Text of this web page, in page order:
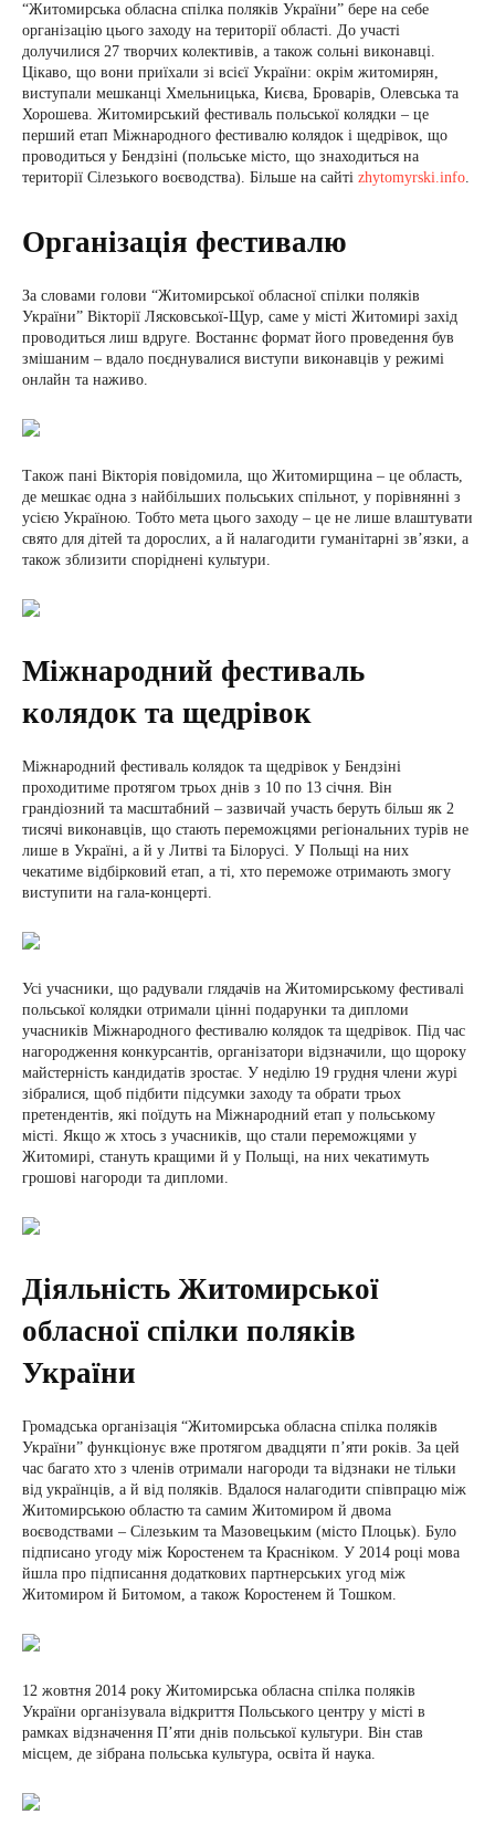
“Житомирська обласна спілка поляків України” бере на себе
організацію цього заходу на території області. До участі
долучилися 27 творчих колективів, а також сольні виконавці.
Цікаво, що вони приїхали зі всієї України: окрім житомирян,
виступали мешканці Хмельницька, Києва, Броварів, Олевська та
Хорошева. Житомирський фестиваль польської колядки – це
перший етап Міжнародного фестивалю колядок і щедрівок, що
проводиться у Бендзіні (польське місто, що знаходиться на
території Сілезького воєводства). Більше на сайті zhytomyrski.info.
Організація фестивалю
За словами голови “Житомирської обласної спілки поляків
України” Вікторії Лясковської-Щур, саме у місті Житомирі захід
проводиться лиш вдруге. Востаннє формат його проведення був
змішаним – вдало поєднувалися виступи виконавців у режимі
онлайн та наживо.
Також пані Вікторія повідомила, що Житомирщина – це область,
де мешкає одна з найбільших польських спільнот, у порівнянні з
усією Україною. Тобто мета цього заходу – це не лише влаштувати
свято для дітей та дорослих, а й налагодити гуманітарні зв’язки, а
також зблизити споріднені культури.
Міжнародний фестиваль
колядок та щедрівок
Міжнародний фестиваль колядок та щедрівок у Бендзіні
проходитиме протягом трьох днів з 10 по 13 січня. Він
грандіозний та масштабний – зазвичай участь беруть більш як 2
тисячі виконавців, що стають переможцями регіональних турів не
лише в Україні, а й у Литві та Білорусі. У Польщі на них
чекатиме відбірковий етап, а ті, хто переможе отримають змогу
виступити на гала-концерті.
Усі учасники, що радували глядачів на Житомирському фестивалі
польської колядки отримали цінні подарунки та дипломи
учасників Міжнародного фестивалю колядок та щедрівок. Під час
нагородження конкурсантів, організатори відзначили, що щороку
майстерність кандидатів зростає. У неділю 19 грудня члени журі
зібралися, щоб підбити підсумки заходу та обрати трьох
претендентів, які поїдуть на Міжнародний етап у польському
місті. Якщо ж хтось з учасників, що стали переможцями у
Житомирі, стануть кращими й у Польщі, на них чекатимуть
грошові нагороди та дипломи.
Діяльність Житомирської
обласної спілки поляків
України
Громадська організація “Житомирська обласна спілка поляків
України” функціонує вже протягом двадцяти п’яти років. За цей
час багато хто з членів отримали нагороди та відзнаки не тільки
від українців, а й від поляків. Вдалося налагодити співпрацю між
Житомирською областю та самим Житомиром й двома
воєводствами – Сілезьким та Мазовецьким (місто Плоцьк). Було
підписано угоду між Коростенем та Красніком. У 2014 році мова
йшла про підписання додаткових партнерських угод між
Житомиром й Битомом, а також Коростенем й Тошком.
12 жовтня 2014 року Житомирська обласна спілка поляків
України організувала відкриття Польського центру у місті в
рамках відзначення П’яти днів польської культури. Він став
місцем, де зібрана польська культура, освіта й наука.